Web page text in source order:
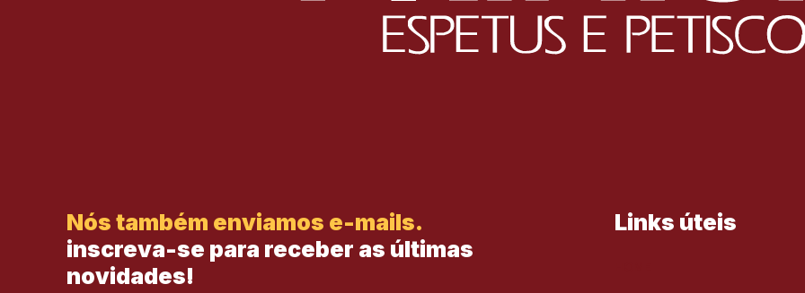
Nós também enviamos e-mails.
inscreva-se para receber as últimas
novidades!
Links úteis